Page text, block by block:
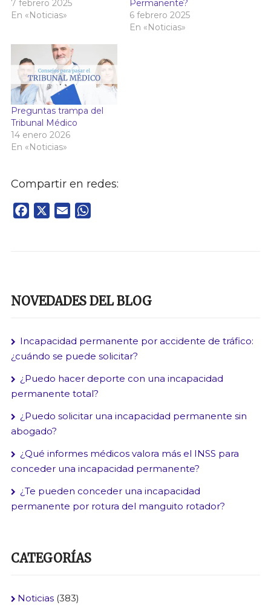
7 febrero 2025
En «Noticias»
Permanente?
6 febrero 2025
En «Noticias»
Preguntas trampa del
Tribunal Médico
14 enero 2026
En «Noticias»
Compartir en redes:
Facebook Email
NOVEDADES DEL BLOG
Incapacidad permanente por accidente de tráfico:
¿cuándo se puede solicitar?
¿Puedo hacer deporte con una incapacidad
permanente total?
¿Puedo solicitar una incapacidad permanente sin
abogado?
¿Qué informes médicos valora más el INSS para
conceder una incapacidad permanente?
¿Te pueden conceder una incapacidad
permanente por rotura del manguito rotador?
CATEGORÍAS
Noticias(383)